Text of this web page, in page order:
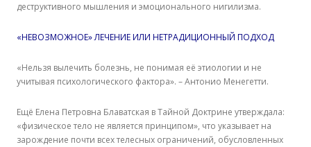
деструктивного мышления и эмоционального нигилизма.
«НЕВОЗМОЖНОЕ» ЛЕЧЕНИЕ ИЛИ НЕТРАДИЦИОННЫЙ ПОДХОД
«Нельзя вылечить болезнь, не понимая её этиологии и не
учитывая психологического фактора». – Антонио Менегетти.
Ещё Елена Петровна Блаватская в Тайной Доктрине утверждала:
«физическое тело не является принципом», что указывает на
зарождение почти всех телесных ограничений, обусловленных